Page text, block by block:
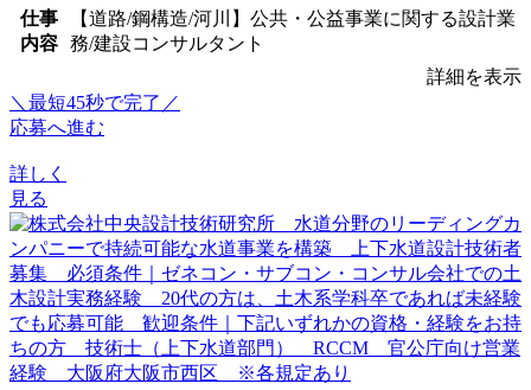
仕事
内容
【道路/鋼構造/河川】公共・公益事業に関する設計業
務/建設コンサルタント
詳細を表示
＼最短45秒で完了／
応募へ進む
詳しく
見る